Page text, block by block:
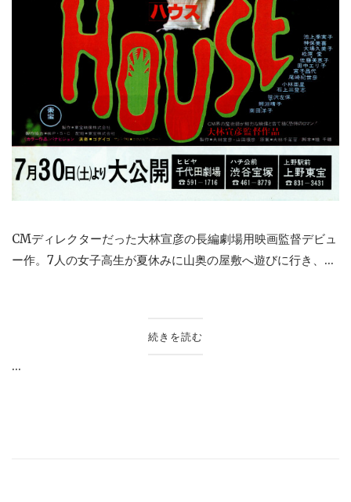
CMディレクターだった大林宣彦の長編劇場用映画監督デビュ
ー作。7人の女子高生が夏休みに山奥の屋敷へ遊びに行き、...
続きを読む
...